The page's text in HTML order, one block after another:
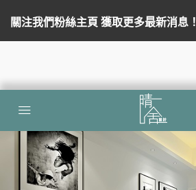
關注我們粉絲主頁 獲取更多最新消息！